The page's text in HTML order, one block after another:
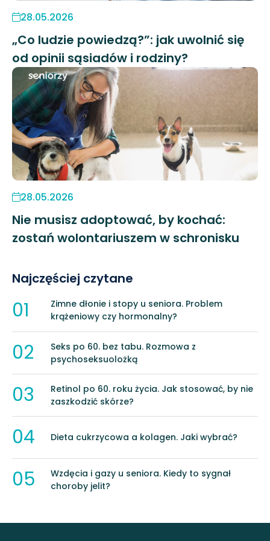
28.05.2026
„Co ludzie powiedzą?”: jak uwolnić się
od opinii sąsiadów i rodziny?
28.05.2026
Nie musisz adoptować, by kochać:
zostań wolontariuszem w schronisku
Najczęściej czytane
01
Zimne dłonie i stopy u seniora. Problem
krążeniowy czy hormonalny?
02
Seks po 60. bez tabu. Rozmowa z
psychoseksuolożką
03
Retinol po 60. roku życia. Jak stosować, by nie
zaszkodzić skórze?
04 Dieta cukrzycowa a kolagen. Jaki wybrać?
05
Wzdęcia i gazy u seniora. Kiedy to sygnał
choroby jelit?